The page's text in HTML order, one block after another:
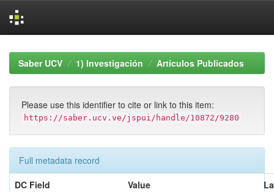
navigationSaber UCV 1) Investigación Artículos Publicados
Please use this identifier to cite or link to this item:
https://saber.ucv.ve/jspui/handle/10872/9280
Full metadata record
DC Field
Value